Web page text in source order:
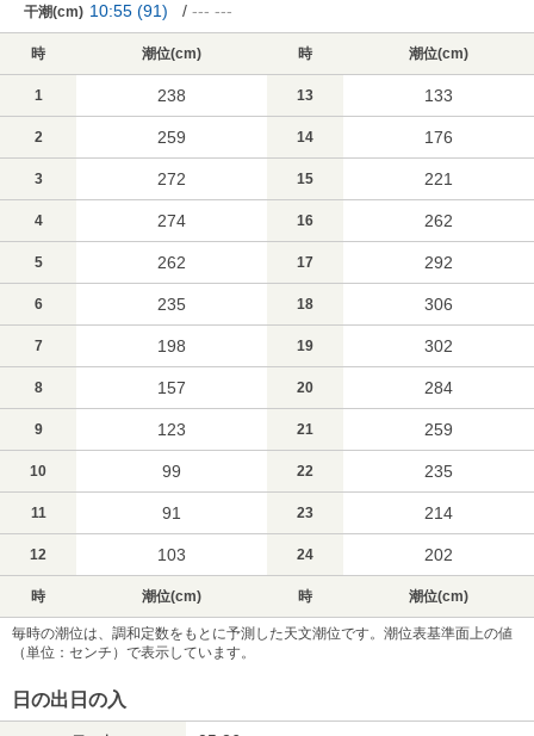
干潮(cm) 10:55 (91) / --- ---
時 潮位(cm) 時 潮位(cm)
1 238 13 133
2 259 14 176
3 272 15 221
4 274 16 262
5 262 17 292
6 235 18 306
7 198 19 302
8 157 20 284
9 123 21 259
10 99 22 235
11 91 23 214
12 103 24 202
時 潮位(cm) 時 潮位(cm)
毎時の潮位は、調和定数をもとに予測した天文潮位です。潮位表基準面上の値
（単位：センチ）で表示しています。
日の出日の入